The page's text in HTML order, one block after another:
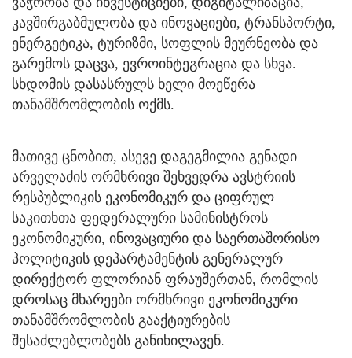
კავშირგაბმულობა და ინოვაციები, ტრანსპორტი,
ენერგეტიკა, ტურიზმი, სოფლის მეურნეობა და
გარემოს დაცვა, ევროინტეგრაცია და სხვა.
სხდომის დასასრულს ხელი მოეწერა
თანამშრომლობის ოქმს.
მათივე ცნობით, ასევე დაგეგმილია გენადი
არველაძის ორმხრივი შეხვედრა ავსტრიის
რესპუბლიკის ეკონომიკურ და ციფრულ
საკითხთა ფედერალური სამინისტროს
ეკონომიკური, ინოვაციური და საერთაშორისო
პოლიტიკის დეპარტამენტის გენერალურ
დირექტორ ფლორიან ფრაუშერთან, რომლის
დროსაც მხარეები ორმხრივი ეკონომიკური
თანამშრომლობის გააქტიურების
შესაძლებლობებს განიხილავენ.